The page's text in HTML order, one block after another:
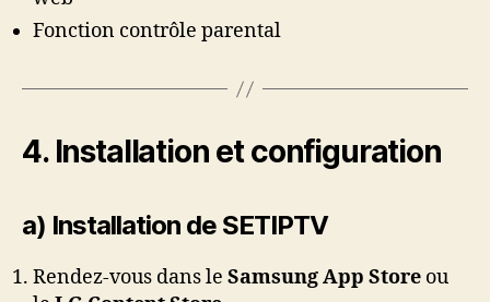
Fonction contrôle parental
4. Installation et configuration
a) Installation de SETIPTV
Rendez-vous dans le Samsung App Store ou